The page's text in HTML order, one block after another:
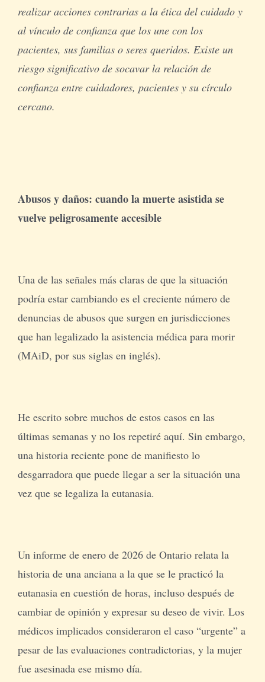
realizar acciones contrarias a la ética del cuidado y
al vínculo de confianza que los une con los
pacientes, sus familias o seres queridos. Existe un
riesgo significativo de socavar la relación de
confianza entre cuidadores, pacientes y su círculo
cercano.
Abusos y daños: cuando la muerte asistida se
vuelve peligrosamente accesible
Una de las señales más claras de que la situación
podría estar cambiando es el creciente número de
denuncias de abusos que surgen en jurisdicciones
que han legalizado la asistencia médica para morir
(MAiD, por sus siglas en inglés).
He escrito sobre muchos de estos casos en las
últimas semanas y no los repetiré aquí. Sin embargo,
una historia reciente pone de manifiesto lo
desgarradora que puede llegar a ser la situación una
vez que se legaliza la eutanasia.
Un informe de enero de 2026 de Ontario relata la
historia de una anciana a la que se le practicó la
eutanasia en cuestión de horas, incluso después de
cambiar de opinión y expresar su deseo de vivir. Los
médicos implicados consideraron el caso “urgente” a
pesar de las evaluaciones contradictorias, y la mujer
fue asesinada ese mismo día.